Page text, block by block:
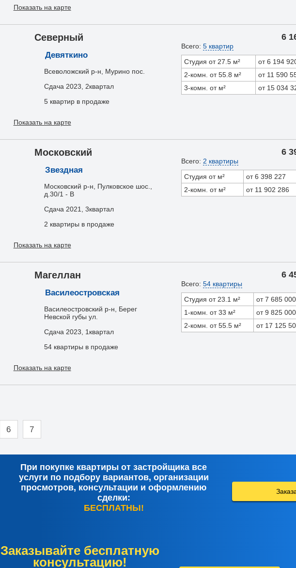
Показать на карте
Северный
Девяткино
Всеволожский р-н, Мурино пос.
Сдача 2023, 2квартал
5 квартир в продаже
6
Всего: 5 квартир
Студия от 27.5 м²
от 6 194
2-комн. от 55.8 м²
от 11 590
3-комн. от м²
от 15 034
Показать на карте
Московский
Звездная
Московский р-н, Пулковское шос.,
д.30/1 - В
Сдача 2021, 3квартал
2 квартиры в продаже
6
Всего: 2 квартиры
Студия от м²
от 6 398 227
2-комн. от м²
от 11 902 286
Показать на карте
Магеллан
Василеостровская
Василеостровский р-н, Берег
Невской губы ул.
Сдача 2023, 1квартал
54 квартиры в продаже
6
Всего: 54 квартиры
Студия от 23.1 м²
от 7 685 000
1-комн. от 33 м²
от 9 825 000
2-комн. от 55.5 м²
от 17 125
Показать на карте
6 7
При покупке квартиры от застройщика все
услуги по подбору вариантов, организации
просмотров, консультации и оформлению
сделки:
БЕСПЛАТНЫ!
Заказывайте бесплатную
консультацию!